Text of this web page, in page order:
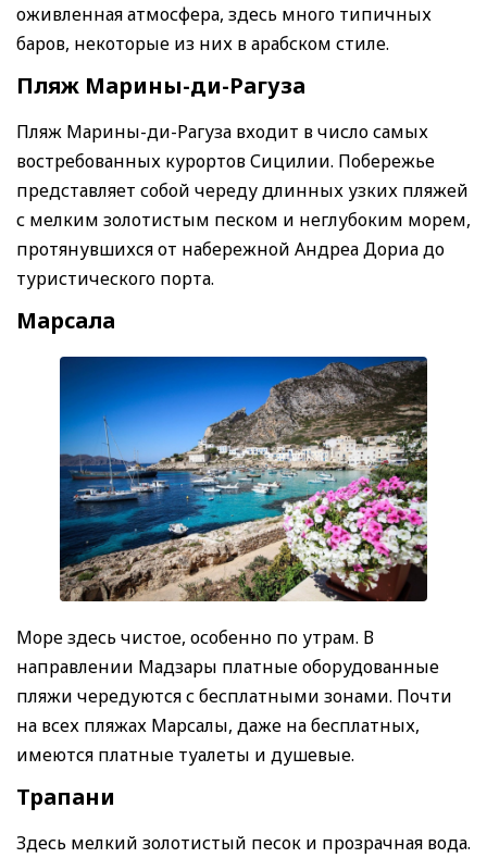
оживленная атмосфера, здесь много типичных
баров, некоторые из них в арабском стиле.
Пляж Марины-ди-Рагуза
Пляж Марины-ди-Рагуза входит в число самых
востребованных курортов Сицилии. Побережье
представляет собой череду длинных узких пляжей
с мелким золотистым песком и неглубоким морем,
протянувшихся от набережной Андреа Дориа до
туристического порта.
Марcала
Море здесь чистое, особенно по утрам. В
направлении Мадзары платные оборудованные
пляжи чередуются с бесплатными зонами. Почти
на всех пляжах Марсалы, даже на бесплатных,
имеются платные туалеты и душевые.
Трапани
Здесь мелкий золотистый песок и прозрачная вода.